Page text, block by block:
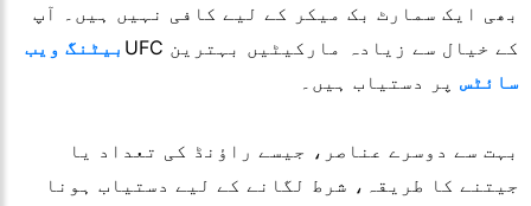
بھی ایک سمارٹ بک میکر کے لیے کافی نہیں ہیں۔ آپ
کے خیال سے زیادہ مارکیٹیں بہترین UFC بیٹنگ ویب
سائٹس پر دستیاب ہیں۔
بہت سے دوسرے عناصر، جیسے راؤنڈ کی تعداد یا
جیتنے کا طریقہ، شرط لگانے کے لیے دستیاب ہونا